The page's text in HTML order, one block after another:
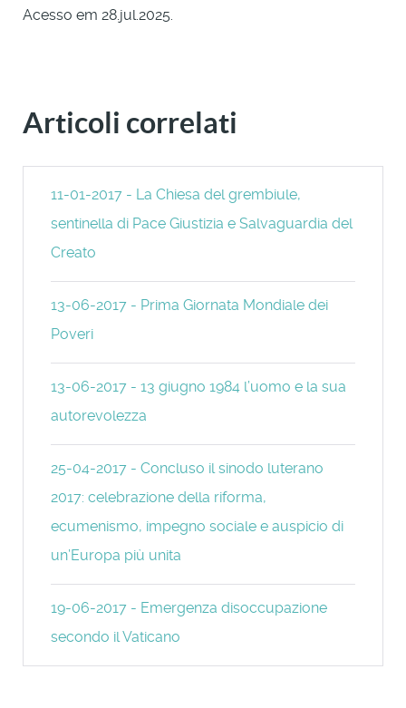
Acesso em 28.jul.2025.
Articoli correlati
11-01-2017 - La Chiesa del grembiule,
sentinella di Pace Giustizia e Salvaguardia del
Creato
13-06-2017 - Prima Giornata Mondiale dei
Poveri
13-06-2017 - 13 giugno 1984 l’uomo e la sua
autorevolezza
25-04-2017 - Concluso il sinodo luterano
2017: celebrazione della riforma,
ecumenismo, impegno sociale e auspicio di
un’Europa più unita
19-06-2017 - Emergenza disoccupazione
secondo il Vaticano